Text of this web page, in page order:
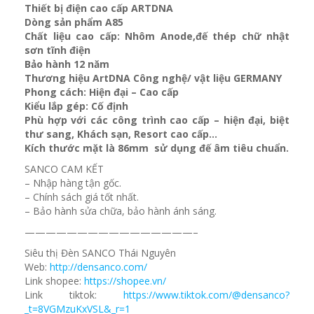
Thiết bị điện cao cấp ARTDNA
Dòng sản phẩm A85
Chất liệu cao cấp: Nhôm Anode,đế thép chữ nhật
sơn tĩnh điện
Bảo hành 12 năm
Thương hiệu ArtDNA Công nghệ/ vật liệu GERMANY
Phong cách: Hiện đại – Cao cấp
Kiểu lắp gép: Cố định
Phù hợp với các công trình cao cấp – hiện đại, biệt
thư sang, Khách sạn, Resort cao cấp…
Kích thước mặt là 86mm sử dụng đế âm tiêu chuẩn.
SANCO CAM KẾT
– Nhập hàng tận gốc.
– Chính sách giá tốt nhất.
– Bảo hành sửa chữa, bảo hành ánh sáng.
————————————————–
Siêu thị Đèn SANCO Thái Nguyên
Web: http://densanco.com/
Link shopee: https://shopee.vn/
Link tiktok: https://www.tiktok.com/@densanco?
_t=8VGMzuKxVSL&_r=1